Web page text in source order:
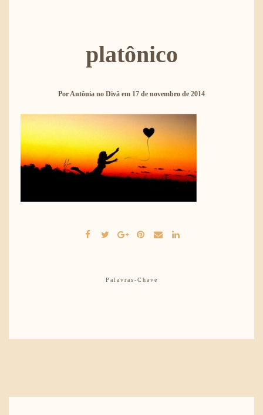
platônico
PorAntônia no Divã em 17 de novembro de 2014
Palavras-Chave